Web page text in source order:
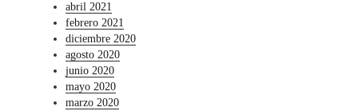
abril 2021
febrero 2021
diciembre 2020
agosto 2020
junio 2020
mayo 2020
marzo 2020